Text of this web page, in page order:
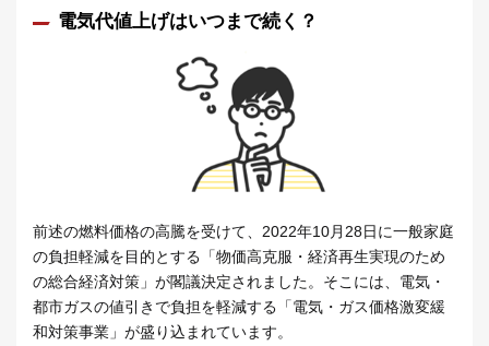
電気代値上げはいつまで続く？
前述の燃料価格の高騰を受けて、2022年10月28日に一般家庭
の負担軽減を目的とする「物価高克服・経済再生実現のため
の総合経済対策」が閣議決定されました。そこには、電気・
都市ガスの値引きで負担を軽減する「電気・ガス価格激変緩
和対策事業」が盛り込まれています。